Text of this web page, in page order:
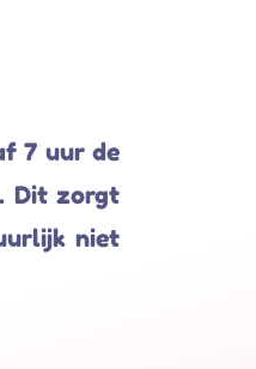
7 uur de
Dit zorgt
niet